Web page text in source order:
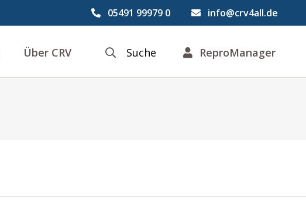
05491 99979 0 info@crv4all.de
Über CRV Suche ReproManager